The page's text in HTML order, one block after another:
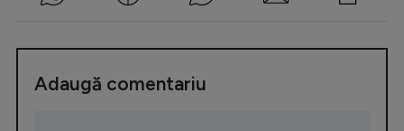
Adaugă comentariu